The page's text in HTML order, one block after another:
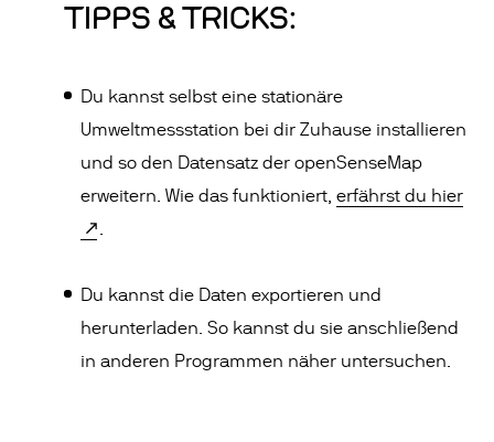
TIPPS & TRICKS:
Du kannst selbst eine stationäre
Umweltmessstation bei dir Zuhause installieren
und so den Datensatz der openSenseMap
erweitern. Wie das funktioniert,erfährst du hier
.
Du kannst die Daten exportieren und
herunterladen. So kannst du sie anschließend
in anderen Programmen näher untersuchen.